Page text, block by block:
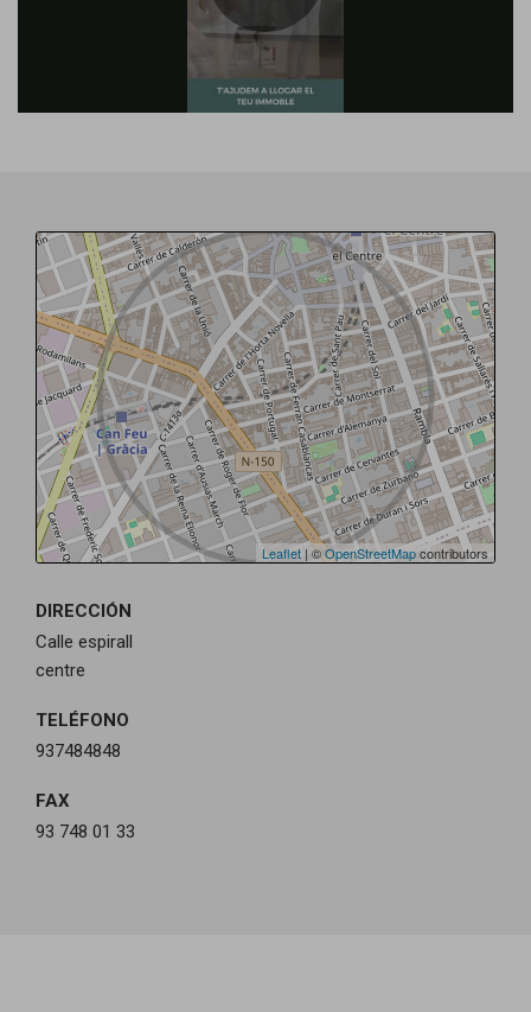
Leaflet | ©OpenStreetMapcontributors
DIRECCIÓN
Calle espirall
centre
TELÉFONO
937484848
FAX
93 748 01 33